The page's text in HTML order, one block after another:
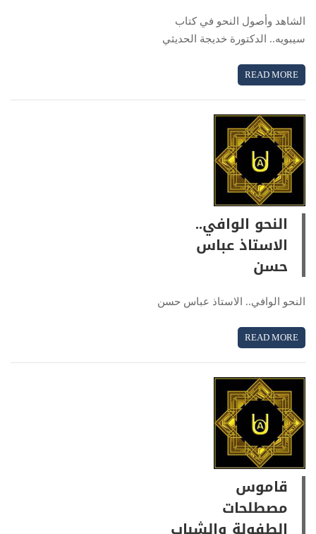
الشاهد وأصول النحو في كتاب
سيبويه.. الدكتورة خديجة الحديثي
READ MORE
النحو الوافي..
الاستاذ عباس
حسن
النحو الوافي.. الاستاذ عباس حسن
READ MORE
قاموس
مصطلحات